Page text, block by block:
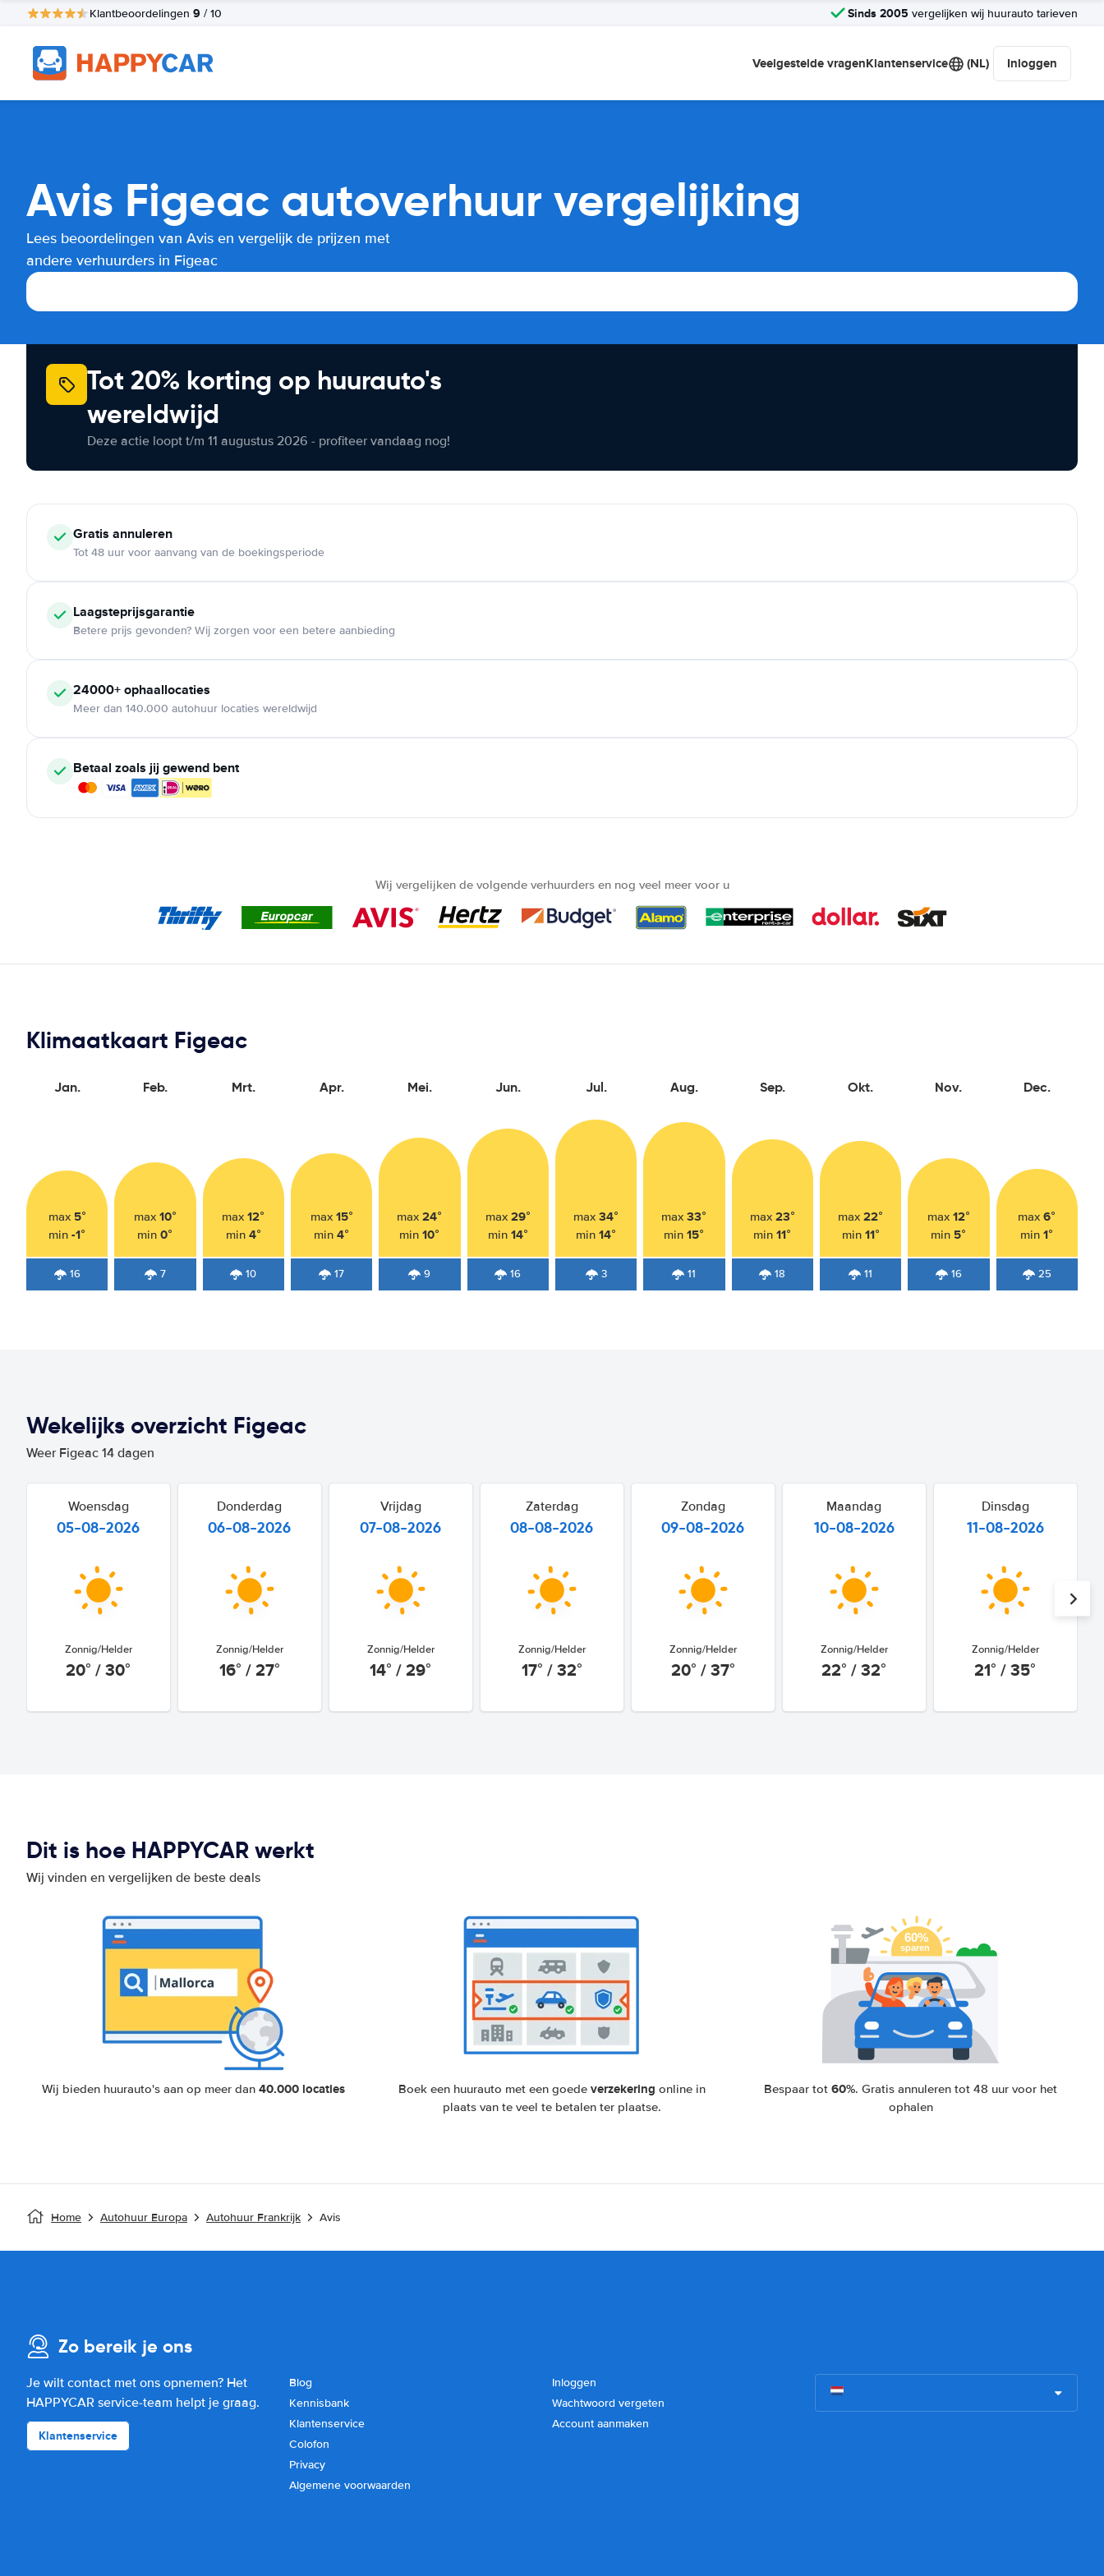
Klantbeoordelingen 9 / 10 Sinds 2005 vergelijken wij huurauto tarieven
Veelgestelde vragenKlantenservice (NL) Inloggen
Avis Figeac autoverhuur vergelijking
Lees beoordelingen van Avis en vergelijk de prijzen met
andere verhuurders in Figeac
Tot 20% korting op huurauto's
wereldwijd
Deze actie loopt t/m 11 augustus 2026 - profiteer vandaag nog!
Gratis annuleren
Tot 48 uur voor aanvang van de boekingsperiode
Laagsteprijsgarantie
Betere prijs gevonden? Wij zorgen voor een betere aanbieding
24000+ ophaallocaties
Meer dan 140.000 autohuur locaties wereldwijd
Betaal zoals jij gewend bent
Wij vergelijken de volgende verhuurders en nog veel meer voor u
Klimaatkaart Figeac
Jan.
max 5°
min-1°
16
Feb.
max 10°
min0°
7
Mrt.
max12°
min 4°
10
Apr.
max 15°
min4°
17
Mei.
max24°
min10°
9
Jun.
max 29°
min 14°
16
Jul.
max34°
min14°
3
Aug.
max33°
min15°
11
Sep.
max 23°
min11°
18
Okt.
max22°
min 11°
11
Nov.
max 12°
min 5°
16
Dec.
max6°
min1°
25
Wekelijks overzicht Figeac
Weer Figeac 14 dagen
Woensdag
05-08-2026
Zonnig/Helder
20° / 30°
Donderdag
06-08-2026
Zonnig/Helder
16° / 27°
Vrijdag
07-08-2026
Zonnig/Helder
14° / 29°
Zaterdag
08-08-2026
Zonnig/Helder
17° / 32°
Zondag
09-08-2026
Zonnig/Helder
20° / 37°
Maandag
10-08-2026
Zonnig/Helder
22° / 32°
Dinsdag
11-08-2026
Zonnig/Helder
21° / 35°
Dit is hoe HAPPYCAR werkt
Wij vinden en vergelijken de beste deals
Wij bieden huurauto's aan op meer dan 40.000 locaties Boek een huurauto met een goede verzekering online in
plaats van te veel te betalen ter plaatse.
Bespaar tot60%. Gratis annuleren tot 48 uur voor het
ophalen
Home Autohuur Europa Autohuur Frankrijk Avis
Zo bereik je ons
Je wilt contact met ons opnemen? Het
HAPPYCAR service-team helpt je graag.
Klantenservice
Blog
Kennisbank
Klantenservice
Colofon
Privacy
Algemene voorwaarden
Inloggen
Wachtwoord vergeten
Account aanmaken